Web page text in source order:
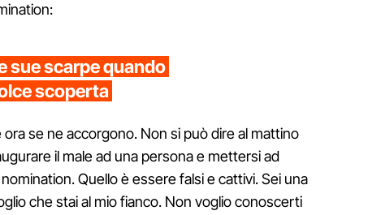
sue scarpe quando
scoperta
se ne accorgono. Non si può dire al mattino
il male ad una persona e mettersi ad
Quello è essere falsi e cattivi. Sei una
che stai al mio fianco. Non voglio conoscerti